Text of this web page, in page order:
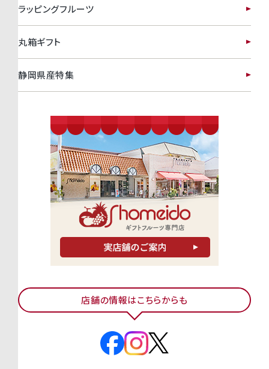
ラッピングフルーツ
丸箱ギフト
静岡県産特集
店舗の情報はこちらからも